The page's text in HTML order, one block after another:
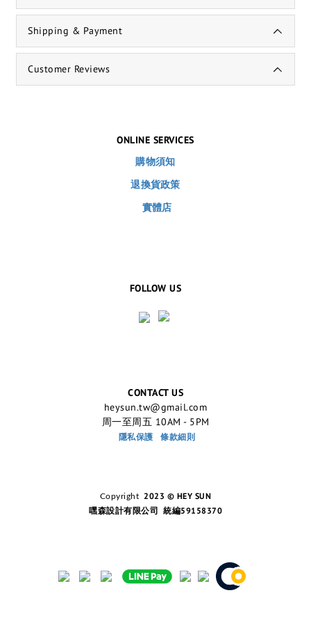
Shipping & Payment
Customer Reviews
ONLINE SERVICES
購物須知
退換貨政策
實體店
FOLLOW US
CONTACT US
heysun.tw@gmail.com
周一至周五 10AM - 5PM
隱私保護 條款細則
Copyright
2023 © HEY SUN
嘿森設計有限公司 統編59158370